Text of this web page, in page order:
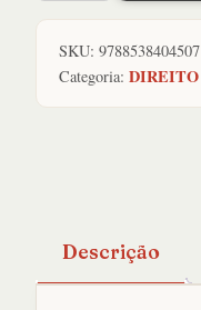
Civil
Comentado
SKU: 9788538404507
Categoria: DIREITO
Descrição